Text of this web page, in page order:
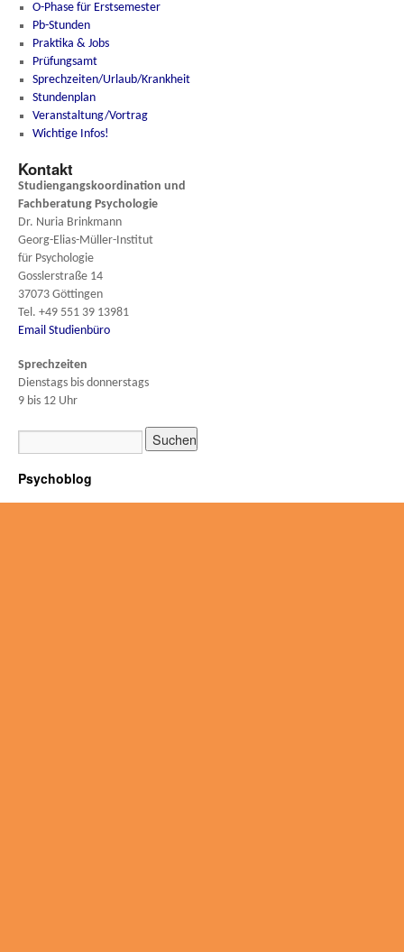
O-Phase für Erstsemester
Pb-Stunden
Praktika & Jobs
Prüfungsamt
Sprechzeiten/Urlaub/Krankheit
Stundenplan
Veranstaltung/Vortrag
Wichtige Infos!
Kontakt
Studiengangskoordination und
Fachberatung Psychologie
Dr. Nuria Brinkmann
Georg-Elias-Müller-Institut
für Psychologie
Gosslerstraße 14
37073 Göttingen
Tel. +49 551 39 13981
Email Studienbüro
Sprechzeiten
Dienstags bis donnerstags
9 bis 12 Uhr
Psychoblog